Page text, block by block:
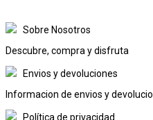
Sobre Nosotros
Descubre, compra y disfruta
Envios y devoluciones
Informacion de envios y
Política de privacidad